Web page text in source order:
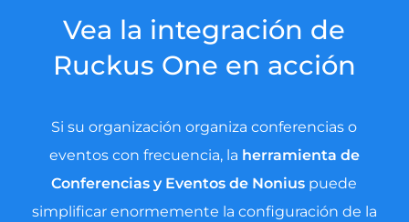
Vea la integración de
Ruckus One en acción
Si su organización organiza conferencias o
eventos con frecuencia, la herramienta de
Conferencias y Eventos de Nonius puede
simplificar enormemente la configuración de la